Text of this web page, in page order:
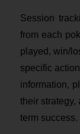
Session
from each
played, win/
specific
information,
their strategy,
term success.